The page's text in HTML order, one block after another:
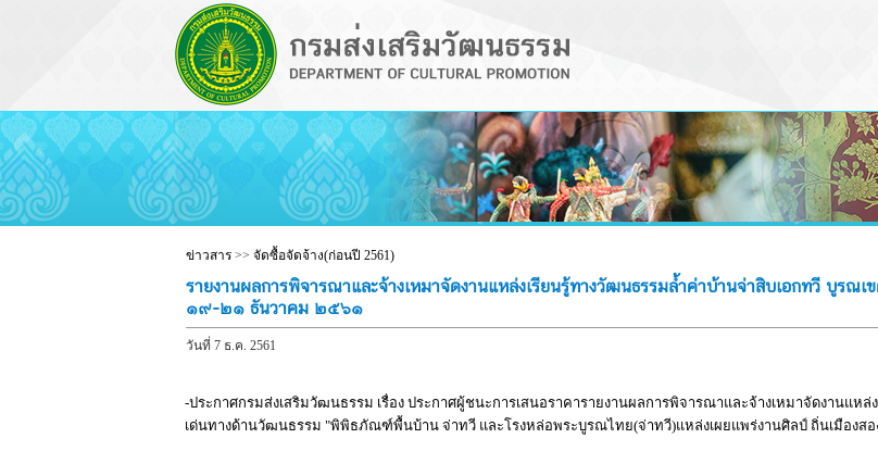
ข่าวสาร >> จัดซื้อจัดจ้าง(ก่อนปี 2561)
รายงานผลการพิจารณาและจ้างเหมาจัดงานแหล่งเรียนรู้ทางวัฒนธรรมล้ำค่าบ้านจ่าสิบเอกทวี บูรณ
๑๙-๒๑ ธันวาคม ๒๕๖๑
วันที่ 7 ธ.ค. 2561
-ประกาศกรมส่งเสริมวัฒนธรรม เรื่อง ประกาศผู้ชนะการเสนอราคารายงานผลการพิจารณาและจ้างเหมาจัดงานแ
เด่นทางด้านวัฒนธรรม "พิพิธภัณฑ์พื้นบ้าน จ่าทวี และโรงหล่อพระบูรณไทย(จ่าทวี)แหล่งเผยแพร่งานศิลป์ ถิ่นเมืองส